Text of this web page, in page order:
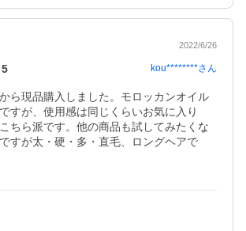
2022/6/26
5 kou********さん
ら現品購入しました。モロッカンオイル
すが、使用感は同じくらいお気に入り
ちら派です。他の商品も試してみたくな
すが太・硬・多・直毛、ロングヘアで